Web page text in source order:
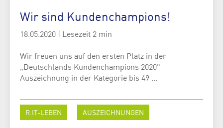
Wir sind Kundenchampions!
18.05.2020 | Lesezeit 2 min
Wir freuen uns auf den ersten Platz in der
„Deutschlands Kundenchampions 2020"
Auszeichnung in der Kategorie bis 49 ...
R.IT-LEBEN AUSZEICHNUNGEN